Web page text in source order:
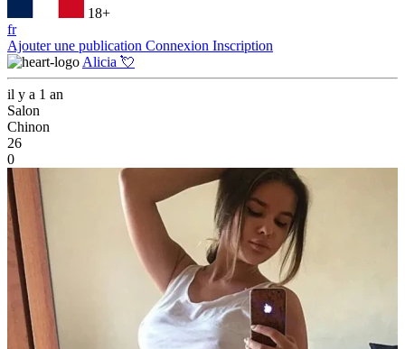
18+
fr
Ajouter une publication Connexion Inscription
Alicia 💘
il y a 1 an
Salon
Chinon
26
0